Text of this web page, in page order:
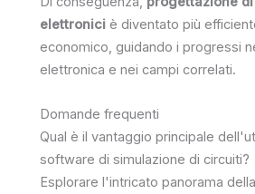
elettronici è diventato più
economico, guidando i progressi
elettronica e nei campi correlati.
Domande frequenti
Qual è il vantaggio principale
software di simulazione di circuiti?
Esplorare l'intricato panorama